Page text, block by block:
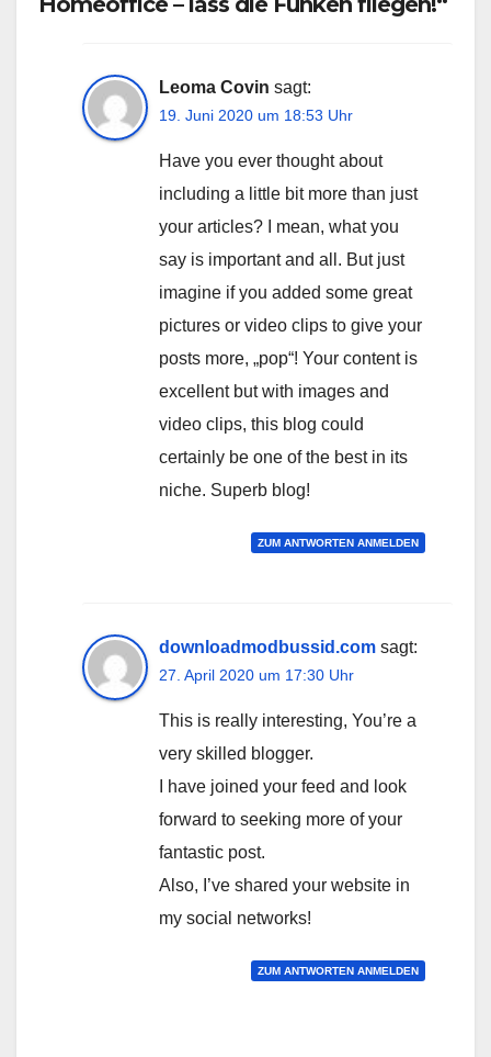
Leoma Covin sagt:
19. Juni 2020 um 18:53 Uhr
Have you ever thought about
including a little bit more than just
your articles? I mean, what you
say is important and all. But just
imagine if you added some great
pictures or video clips to give your
posts more, „pop“! Your content is
excellent but with images and
video clips, this blog could
certainly be one of the best in its
niche. Superb blog!
ZUM ANTWORTEN ANMELDEN
downloadmodbussid.com sagt:
27. April 2020 um 17:30 Uhr
This is really interesting, You’re a
very skilled blogger.
I have joined your feed and look
forward to seeking more of your
fantastic post.
Also, I’ve shared your website in
my social networks!
ZUM ANTWORTEN ANMELDEN